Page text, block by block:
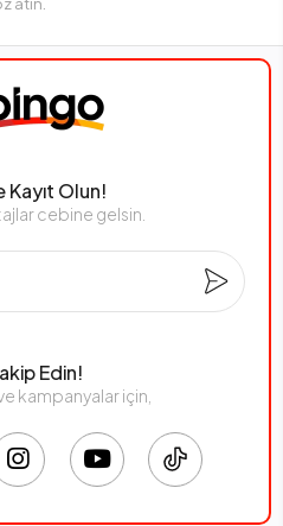
atın.
Kayıt Olun!
cebine gelsin.
Edin!
kampanyalar için,